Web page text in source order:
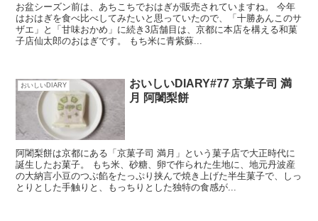
お盆シーズン前は、あちこちでおはぎが販売されていますね。 今年
はおはぎを食べ比べしてみたいと思っていたので、「十勝あんこのサ
ザエ」と「甘味おかめ」に続き3店舗目は、京都に本店を構える和菓
子店仙太郎のおはぎです。 もち米に青紫蘇...
おいしいDIARY
おいしいDIARY#77 京菓子司 満
月 阿闍梨餅
阿闍梨餅は京都にある「京菓子司 満月」という菓子店で大正時代に
誕生したお菓子。 もち米、砂糖、卵で作られた生地に、地元丹波産
の大納言小豆のつぶ餡をたっぷり挟んで焼き上げた半生菓子で、しっ
とりとした手触りと、もっちりとした独特の食感が...